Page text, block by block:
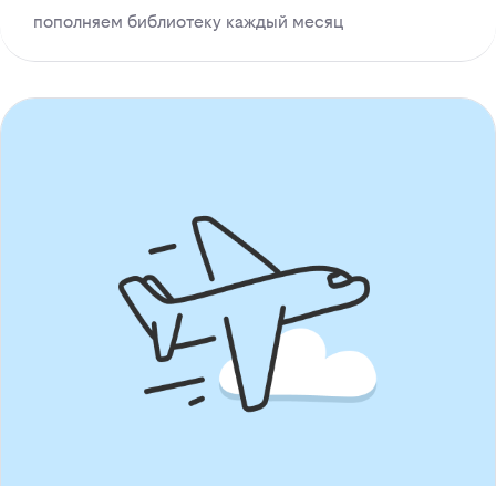
пополняем библиотеку каждый месяц